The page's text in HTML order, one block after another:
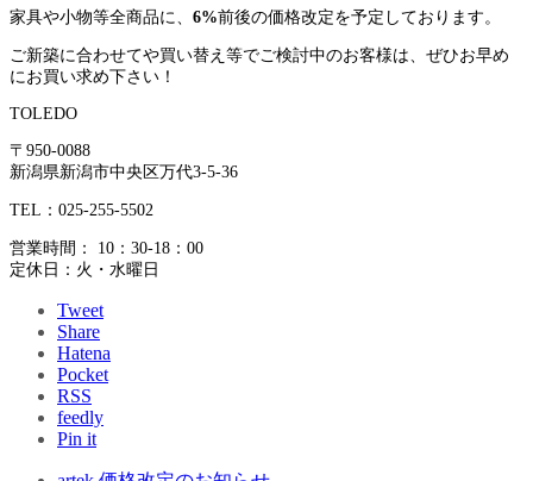
家具や小物等全商品に、 6%前後の価格改定を予定しております。
ご新築に合わせてや買い替え等でご検討中のお客様は、ぜひお早め
にお買い求め下さい！
TOLEDO
〒950-0088
新潟県新潟市中央区万代3-5-36
TEL：025-255-5502
営業時間： 10：30-18：00
定休日：火・水曜日
Tweet
Share
Hatena
Pocket
RSS
feedly
Pin it